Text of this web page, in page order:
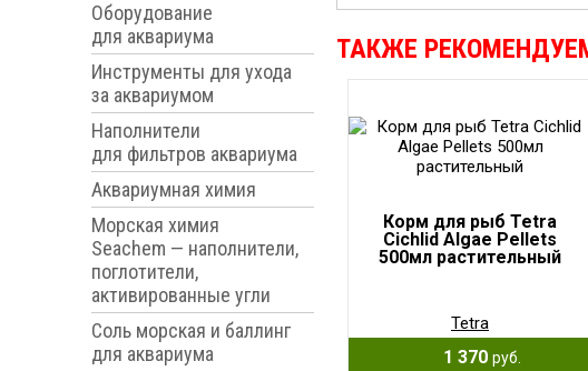
Оборудование
для аквариума
Инструменты для ухода
за аквариумом
Наполнители
для фильтров аквариума
Аквариумная химия
Морская химия
Seachem — наполнители,
поглотители,
активированные угли
Соль морская и баллинг
для аквариума
ТАКЖЕ
Корм для рыб Tetra
Cichlid Algae Pellets
500мл растительный
Tetra
1 370 руб.